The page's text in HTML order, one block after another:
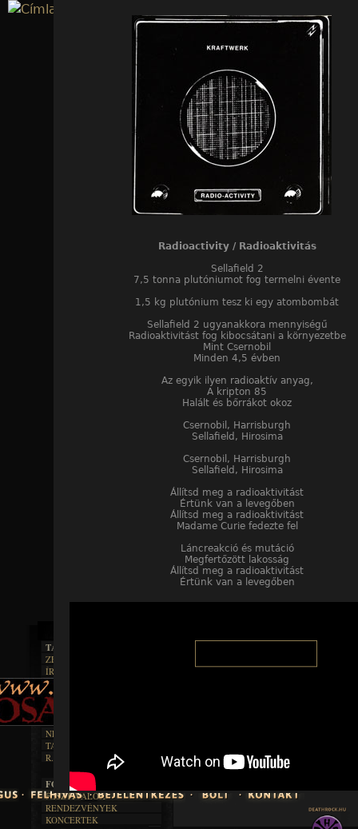
Radioactivity / Radioaktivitás
Sellafield 2
7,5 tonna plutóniumot fog termelni évente
1,5 kg plutónium tesz ki egy atombombát
Sellafield 2 ugyanakkora mennyiségű
Radioaktivitást fog kibocsátani a környezetbe
Mint Csernobil
Minden 4,5 évben
Az egyik ilyen radioaktív anyag,
A kripton 85
Halált és bőrrákot okoz
Csernobil, Harrisburgh
Sellafield, Hirosima
Csernobil, Harrisburgh
Sellafield, Hirosima
Állítsd meg a radioaktivitást
Értünk van a levegőben
Állítsd meg a radioaktivitást
Madame Curie fedezte fel
Láncreakció és mutáció
Megfertőzött lakosság
Állítsd meg a radioaktivitást
Értünk van a levegőben
TAJTÉKOS LAPOK
ZENE
ÍRÁSOK
BOSZORKÁNYKONYHA
FEKETE HUMOR
NEKROMANTIKA
TAJTÉKOS NAPOK
R.I.P.
FOTÓGALÉRIA
FESZTIVÁLOK
RENDEZVÉNYEK
KONCERTEK